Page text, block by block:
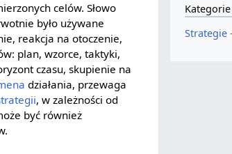
celów. Słowo
było używane
reakcja na otoczenie,
plan, wzorce, taktyki,
czasu, skupienie na
działania, przewaga
, w zależności od
być również
Kategorie
Strategie